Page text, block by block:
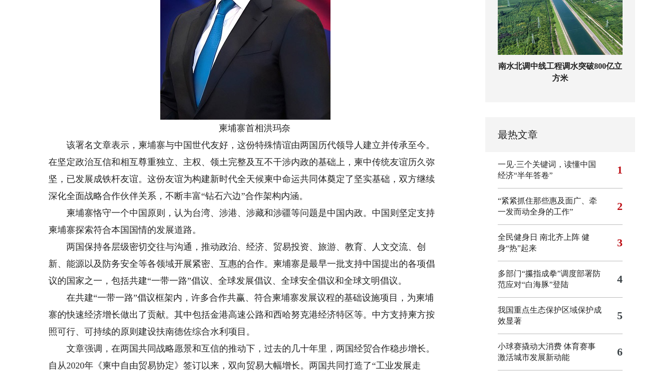
柬埔寨首相洪玛奈
该署名文章表示，柬埔寨与中国世代友好，这份特殊情谊由两国历代领导人建立并传承至今。
在坚定政治互信和相互尊重独立、主权、领土完整及互不干涉内政的基础上，柬中传统友谊历久弥
坚，已发展成铁杆友谊。这份友谊为构建新时代全天候柬中命运共同体奠定了坚实基础，双方继续
深化全面战略合作伙伴关系，不断丰富“钻石六边”合作架构内涵。
柬埔寨恪守一个中国原则，认为台湾、涉港、涉藏和涉疆等问题是中国内政。中国则坚定支持
柬埔寨探索符合本国国情的发展道路。
两国保持各层级密切交往与沟通，推动政治、经济、贸易投资、旅游、教育、人文交流、创
新、能源以及防务安全等各领域开展紧密、互惠的合作。柬埔寨是最早一批支持中国提出的各项倡
议的国家之一，包括共建“一带一路”倡议、全球发展倡议、全球安全倡议和全球文明倡议。
在共建“一带一路”倡议框架内，许多合作共赢、符合柬埔寨发展议程的基础设施项目，为柬埔
寨的快速经济增长做出了贡献。其中包括金港高速公路和西哈努克港经济特区等。中方支持柬方按
照可行、可持续的原则建设扶南德佐综合水利项目。
文章强调，在两国共同战略愿景和互信的推动下，过去的几十年里，两国经贸合作稳步增长。
自从2020年《柬中自由贸易协定》签订以来，双向贸易大幅增长。两国共同打造了“工业发展走
南水北调中线工程调水突破800亿立
方米
最热文章
一见·三个关键词，读懂中国
经济“半年答卷”
1
“紧紧抓住那些惠及面广、牵
一发而动全身的工作”
2
全民健身日 南北齐上阵 健
身“热”起来
3
多部门“攥指成拳”调度部署防
范应对“白海豚”登陆
4
我国重点生态保护区域保护成
效显著
5
小球赛撬动大消费 体育赛事
激活城市发展新动能
6